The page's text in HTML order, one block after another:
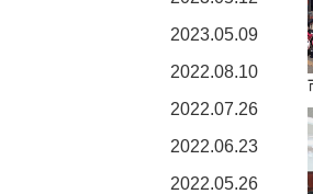
2023.05.09
2022.08.10
2022.07.26
2022.06.23
2022.05.26